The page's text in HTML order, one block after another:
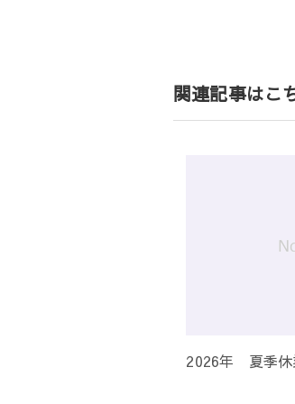
ゲ
ー
シ
関連記事はこ
2026年 夏季休